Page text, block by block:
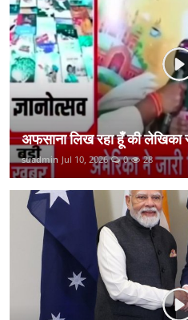
कानून
राजनीति
वीडियो
अफसाना लिख रहा हूँ की लेखिका
suadmin Jul 10, 2026 0 28